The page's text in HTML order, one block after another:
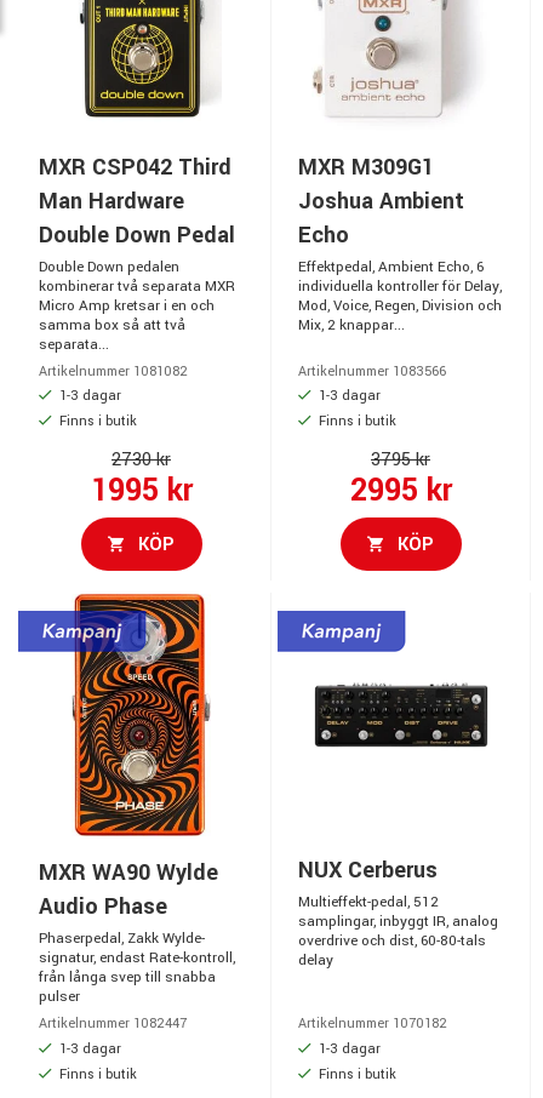
MXR CSP042 Third
Man Hardware
Double Down Pedal
Double Down pedalen
kombinerar två separata MXR
Micro Amp kretsar i en och
samma box så att två
separata...
Artikelnummer 1081082
1-3 dagar
Finns i butik
2730 kr
1995 kr
KÖP
MXR M309G1
Joshua Ambient
Echo
Effektpedal, Ambient Echo, 6
individuella kontroller för Delay,
Mod, Voice, Regen, Division och
Mix, 2 knappar...
Artikelnummer 1083566
1-3 dagar
Finns i butik
3795 kr
2995 kr
KÖP
MXR WA90 Wylde
Audio Phase
Phaserpedal, Zakk Wylde-
signatur, endast Rate-kontroll,
från långa svep till snabba
pulser
Artikelnummer 1082447
1-3 dagar
Finns i butik
NUX Cerberus
Multieffekt-pedal, 512
samplingar, inbyggt IR, analog
overdrive och dist, 60-80-tals
delay
Artikelnummer 1070182
1-3 dagar
Finns i butik